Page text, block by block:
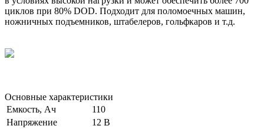
циклов при 80% DOD. Подходит для поломоечных машин,
ножничных подъемников, штабелеров, гольфкаров и т.д.
Основные характеристики
Емкость, Ач
110
Напряжение
12 В